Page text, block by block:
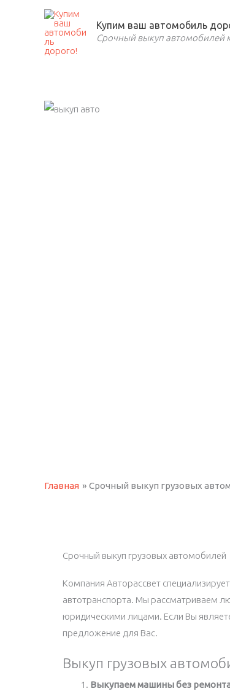
содержимому
Купим ваш автомобиль
Срочный выкуп автомобилей
Главная Срочный выкуп грузовых
Срочный выкуп грузовых автомобилей
Компания Авторассвет
автотранспорта. Мы рассматриваем
юридическими лицами. Если Вы
предложение для Вас.
Выкуп грузовых
Выкупаем машины без